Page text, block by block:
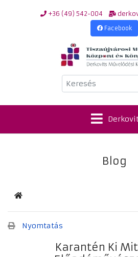
+36 (49) 542-004
Facebook
Keresés
Blog
Kezdőlap
Nyomtatás
Karantén Ki